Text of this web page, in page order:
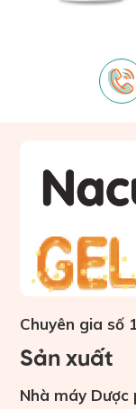
Chuyên gia số
Sản xuất
Nhà máy Dược